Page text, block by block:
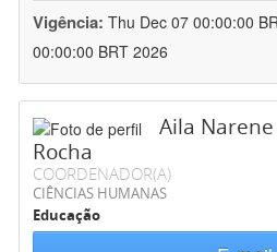
Vigência: Thu Dec 07 00:00:00
00:00:00 BRT 2026
Aila
Rocha
COORDENADOR(A)
CIÊNCIAS HUMANAS
Educação